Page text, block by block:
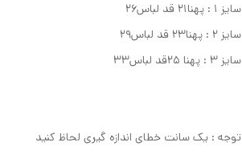
سایز ۱ : پهنا۲۱ قد لباس۲۶
سایز ۲ : پهنا۲۳ قد لباس۲۹
سایز ۳ : پهنا ۲۵قد لباس۳۳
توجه : یک سانت خطای اندازه گیری لحاظ کنید